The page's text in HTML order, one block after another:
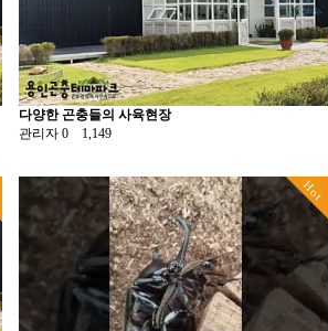
다양한 곤충들의 사육현장
관리자 0 1,149
Hot